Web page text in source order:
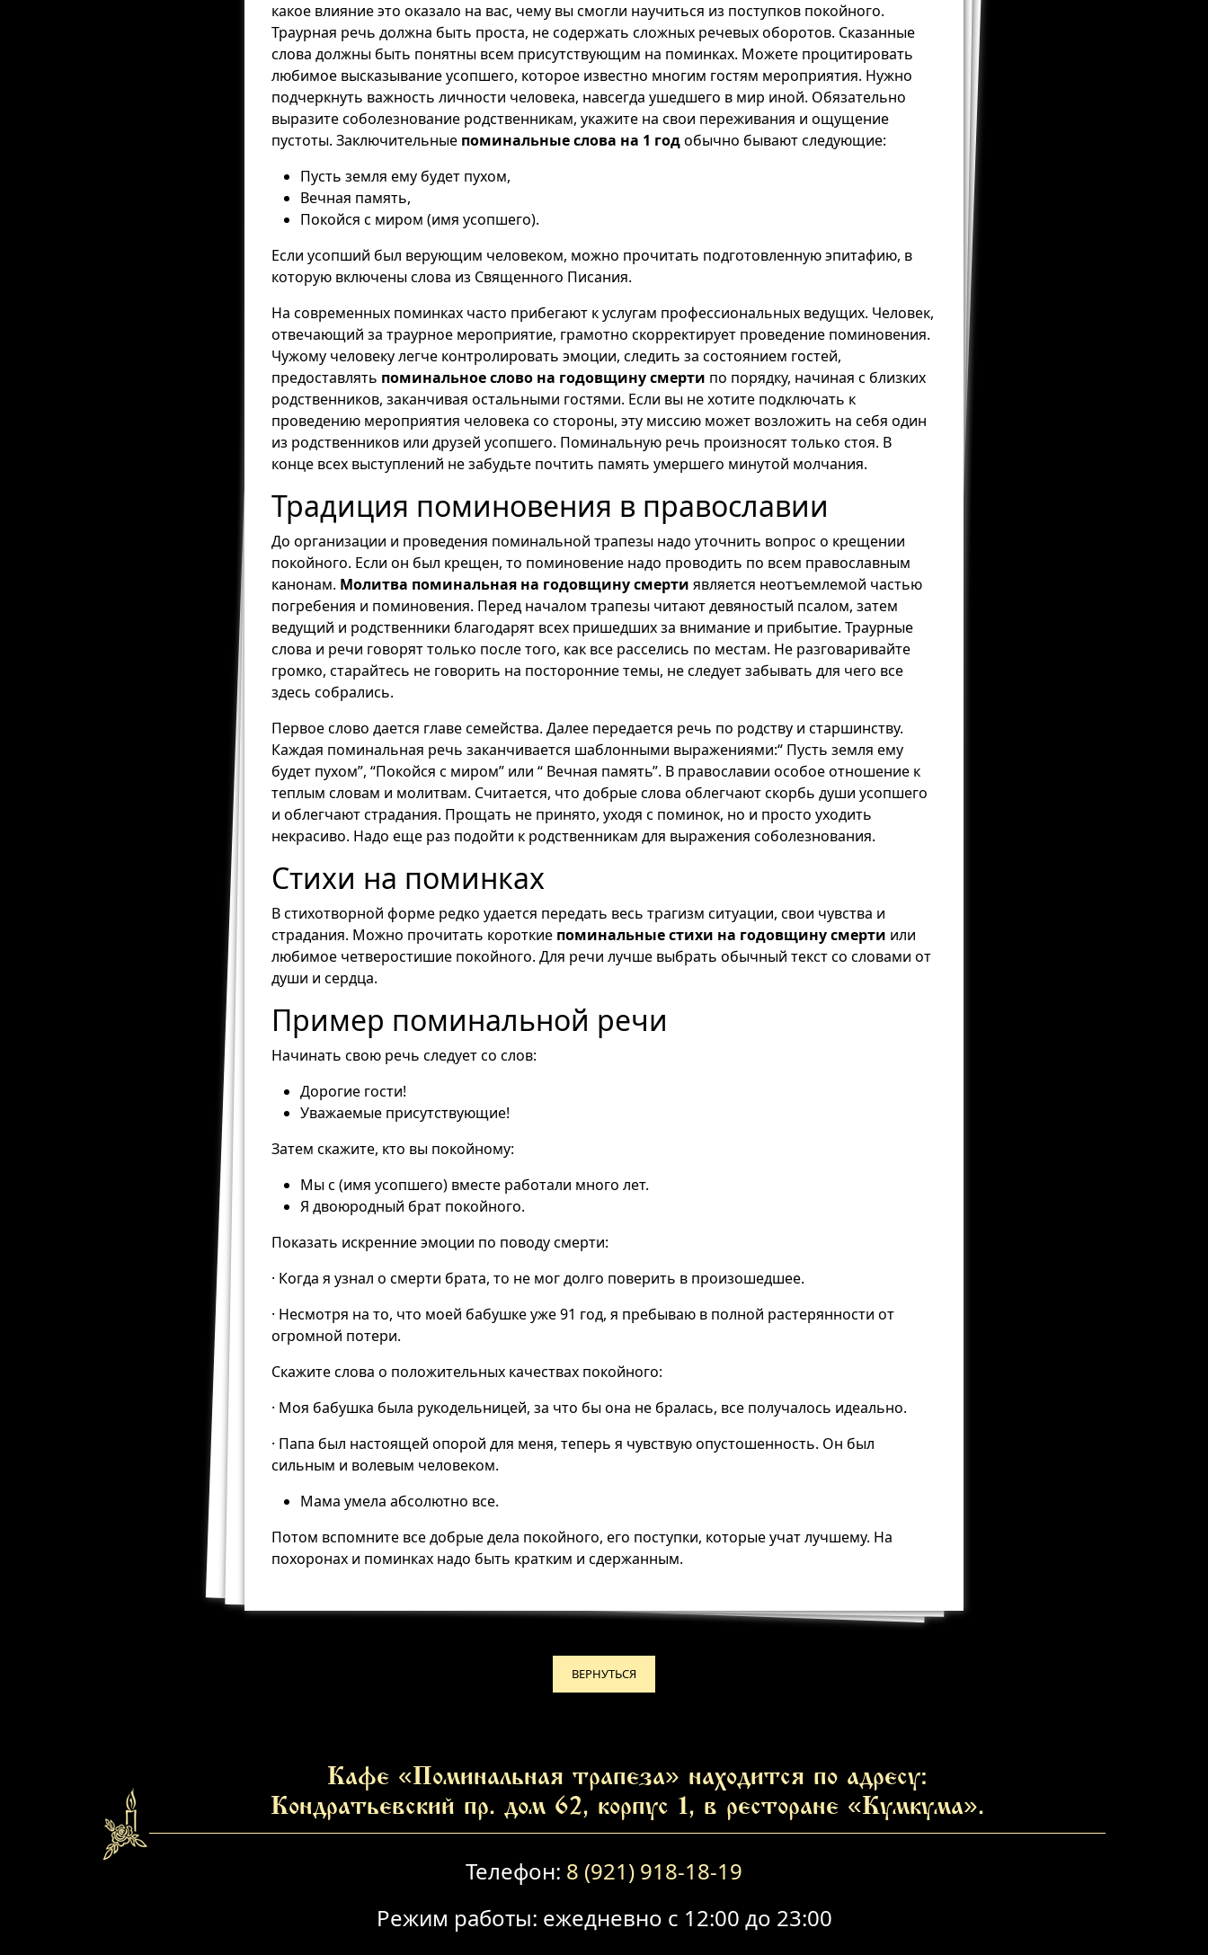
какое влияние это оказало на вас, чему вы смогли научиться из поступков покойного.
Траурная речь должна быть проста, не содержать сложных речевых оборотов. Сказанные
слова должны быть понятны всем присутствующим на поминках. Можете процитировать
любимое высказывание усопшего, которое известно многим гостям мероприятия. Нужно
подчеркнуть важность личности человека, навсегда ушедшего в мир иной. Обязательно
выразите соболезнование родственникам, укажите на свои переживания и ощущение
пустоты. Заключительные поминальные слова на 1 годобычно бывают следующие:
Пусть земля ему будет пухом,
Вечная память,
Покойся с миром (имя усопшего).
Если усопший был верующим человеком, можно прочитать подготовленную эпитафию, в
которую включены слова из Священного Писания.
На современных поминках часто прибегают к услугам профессиональных ведущих. Человек,
отвечающий за траурное мероприятие, грамотно скорректирует проведение поминовения.
Чужому человеку легче контролировать эмоции, следить за состоянием гостей,
предоставлять поминальное слово на годовщину смерти по порядку, начиная с близких
родственников, заканчивая остальными гостями. Если вы не хотите подключать к
проведению мероприятия человека со стороны, эту миссию может возложить на себя один
из родственников или друзей усопшего. Поминальную речь произносят только стоя. В
конце всех выступлений не забудьте почтить память умершего минутой молчания.
Традиция поминовения в православии
До организации и проведения поминальной трапезы надо уточнить вопрос о крещении
покойного. Если он был крещен, то поминовение надо проводить по всем православным
канонам. Молитва поминальная на годовщину смерти является неотъемлемой частью
погребения и поминовения. Перед началом трапезы читают девяностый псалом, затем
ведущий и родственники благодарят всех пришедших за внимание и прибытие. Траурные
слова и речи говорят только после того, как все расселись по местам. Не разговаривайте
громко, старайтесь не говорить на посторонние темы, не следует забывать для чего все
здесь собрались.
Первое слово дается главе семейства. Далее передается речь по родству и старшинству.
Каждая поминальная речь заканчивается шаблонными выражениями:“ Пусть земля ему
будет пухом”, “Покойся с миром” или “ Вечная память”. В православии особое отношение к
теплым словам и молитвам. Считается, что добрые слова облегчают скорбь души усопшего
и облегчают страдания. Прощать не принято, уходя с поминок, но и просто уходить
некрасиво. Надо еще раз подойти к родственникам для выражения соболезнования.
Стихи на поминках
В стихотворной форме редко удается передать весь трагизм ситуации, свои чувства и
страдания. Можно прочитать короткие поминальные стихи на годовщину смерти или
любимое четверостишие покойного. Для речи лучше выбрать обычный текст со словами от
души и сердца.
Пример поминальной речи
Начинать свою речь следует со слов:
Дорогие гости!
Уважаемые присутствующие!
Затем скажите, кто вы покойному:
Мы с (имя усопшего) вместе работали много лет.
Я двоюродный брат покойного.
Показать искренние эмоции по поводу смерти:
· Когда я узнал о смерти брата, то не мог долго поверить в произошедшее.
· Несмотря на то, что моей бабушке уже 91 год, я пребываю в полной растерянности от
огромной потери.
Скажите слова о положительных качествах покойного:
· Моя бабушка была рукодельницей, за что бы она не бралась, все получалось идеально.
· Папа был настоящей опорой для меня, теперь я чувствую опустошенность. Он был
сильным и волевым человеком.
Мама умела абсолютно все.
Потом вспомните все добрые дела покойного, его поступки, которые учат лучшему. На
похоронах и поминках надо быть кратким и сдержанным.
ВЕРНУТЬСЯ
Кафе «Поминальная трапеза» находится по адресу:
Кондратьевский пр. дом 62, корпус 1, в ресторане «Кумкума».
Телефон: 8 (921) 918-18-19
Режим работы: ежедневно с 12:00 до 23:00